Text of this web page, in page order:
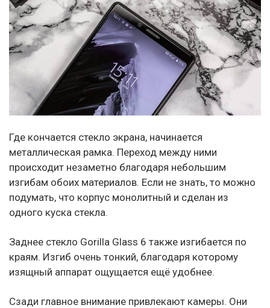
Где кончается стекло экрана, начинается
металлическая рамка. Переход между ними
происходит незаметно благодаря небольшим
изгибам обоих материалов. Если не знать, то можно
подумать, что корпус монолитный и сделан из
одного куска стекла.
Заднее стекло Gorilla Glass 6 также изгибается по
краям. Изгиб очень тонкий, благодаря которому
изящный аппарат ощущается ещё удобнее.
Сзади главное внимание привлекают камеры. Они